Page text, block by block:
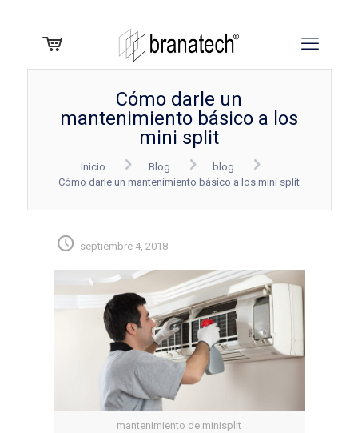
Cómo darle un
mantenimiento básico a los
mini split
Inicio Blog
blog
Cómo darle un mantenimiento básico a los mini split
septiembre 4, 2018
mantenimiento de minisplit